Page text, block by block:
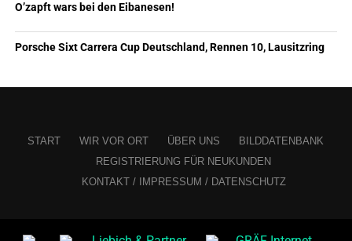
O’zapft wars bei den Eibanesen!
Porsche Sixt Carrera Cup Deutschland, Rennen 10, Lausitzring
START WIR VOR ORT ÜBER UNS
BILDDATENBANK
REGISTRIERUNG FÜR NEUKUNDEN
KONTAKT / IMPRESSUM / DATENSCHUTZ